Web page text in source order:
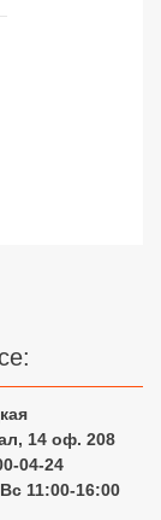
14 оф. 208
04-24
11:00-16:00